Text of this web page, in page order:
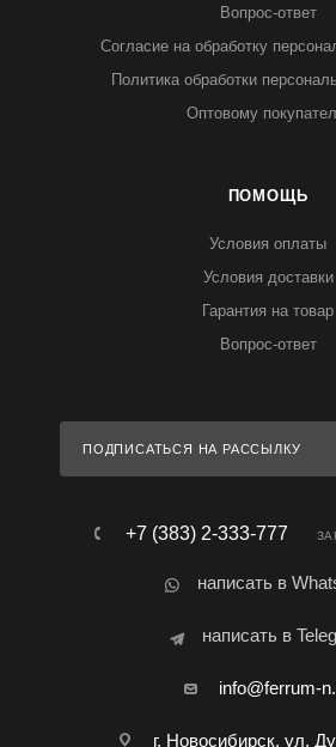
Вопрос-ответ
Согласие на обработку
Политика обработки
Оптовому
ПОМОЩЬ
Условия оплаты
Условия доставки
Гарантия на товар
Вопрос-ответ
ПОДПИСАТЬСЯ НА РАССЫЛКУ
+7 (383) 2-333-777
написать в
написать в
info@ferrum-
г. Новосибирск, ул.